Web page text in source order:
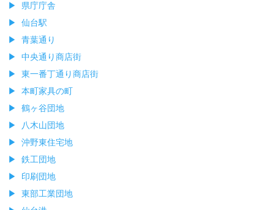
県庁庁舎
仙台駅
青葉通り
中央通り商店街
東一番丁通り商店街
本町家具の町
鶴ヶ谷団地
八木山団地
沖野東住宅地
鉄工団地
印刷団地
東部工業団地